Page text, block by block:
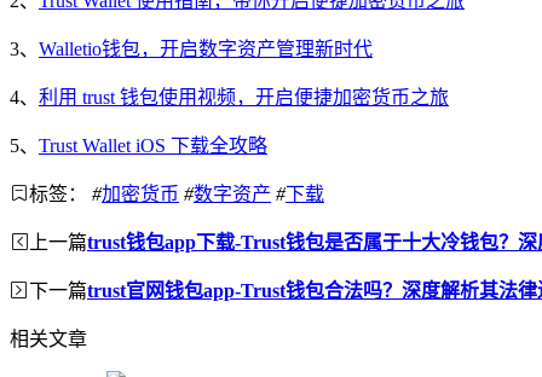
3、 Walletio钱包，开启数字资产管理新时代
4、 利用 trust 钱包使用视频，开启便捷加密货币之旅
5、 Trust Wallet iOS 下载全攻略
标签： #加密货币 #数字资产 #下载
上一篇trust钱包app下载-Trust钱包是否属于十大冷钱包？深
下一篇trust官网钱包app-Trust钱包合法吗？深度解析其法律
相关文章